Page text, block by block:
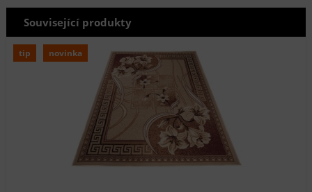
Související produkty
tip novinka